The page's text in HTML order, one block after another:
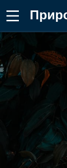
Природа,